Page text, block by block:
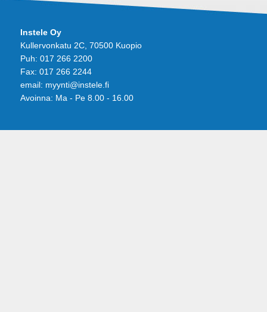
Instele Oy
Kullervonkatu 2C, 70500 Kuopio
Puh: 017 266 2200
Fax: 017 266 2244
email: myynti@instele.fi
Avoinna: Ma - Pe 8.00 - 16.00